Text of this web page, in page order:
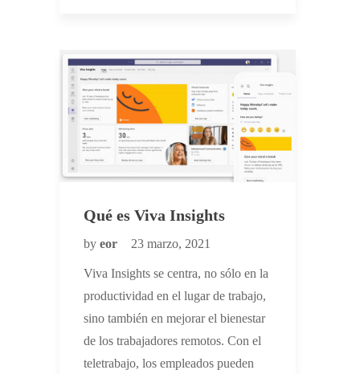
Qué es Viva Insights
by eor 23 marzo, 2021
Viva Insights se centra, no sólo en la
productividad en el lugar de trabajo,
sino también en mejorar el bienestar
de los trabajadores remotos. Con el
teletrabajo, los empleados pueden